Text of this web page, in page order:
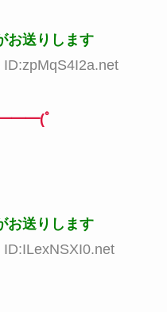
お送りします
ﾟ
お送りします